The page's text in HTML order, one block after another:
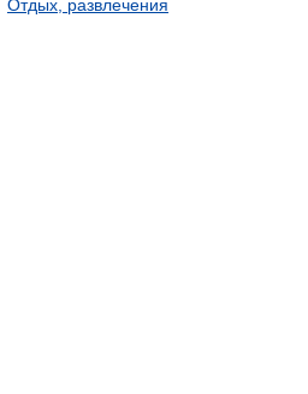
Отдых, развлечения